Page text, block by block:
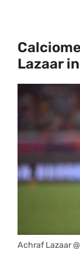
Lazaar
Achraf Lazaar